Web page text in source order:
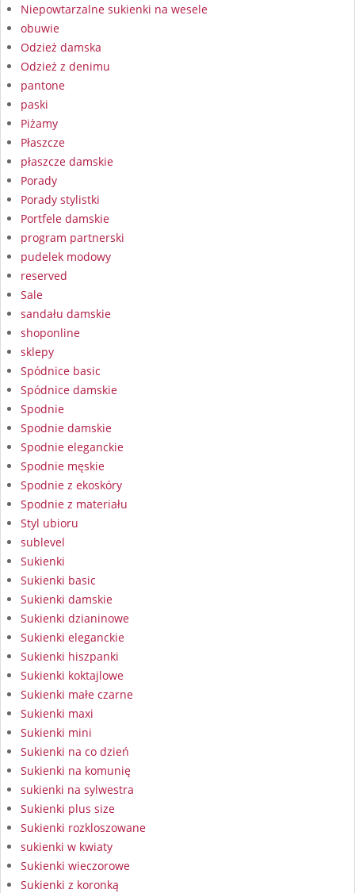
Niepowtarzalne sukienki na wesele
obuwie
Odzież damska
Odzież z denimu
pantone
paski
Piżamy
Płaszcze
płaszcze damskie
Porady
Porady stylistki
Portfele damskie
program partnerski
pudelek modowy
reserved
Sale
sandału damskie
shoponline
sklepy
Spódnice basic
Spódnice damskie
Spodnie
Spodnie damskie
Spodnie eleganckie
Spodnie męskie
Spodnie z ekoskóry
Spodnie z materiału
Styl ubioru
sublevel
Sukienki
Sukienki basic
Sukienki damskie
Sukienki dzianinowe
Sukienki eleganckie
Sukienki hiszpanki
Sukienki koktajlowe
Sukienki małe czarne
Sukienki maxi
Sukienki mini
Sukienki na co dzień
Sukienki na komunię
sukienki na sylwestra
Sukienki plus size
Sukienki rozkloszowane
sukienki w kwiaty
Sukienki wieczorowe
Sukienki z koronką